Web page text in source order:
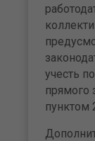
учесть
прямого
пунктом